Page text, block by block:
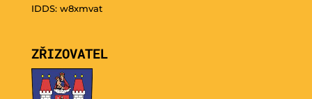
IDDS: w8xmvat
ZŘIZOVATEL